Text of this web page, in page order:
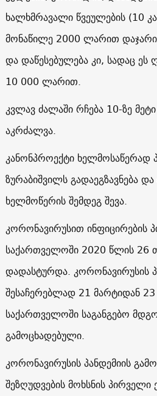
ხალხმრავალი წვეულების (10
მონაწილე 2000 ლარით
და დაწესებულება კი, სადაც ეს
10 000 ლარით.
კვლავ ძალაში რჩება 10-ზე მეტი
აკრძალვა.
კანონპროექტი ხელმოსაწერად
ზურაბიშვილს გადაეგზავნება
ხელმოწერის შემდეგ შევა.
კორონავირუსით ინფიცირების
საქართველოში 2020 წლის 26
დადასტურდა. კორონავირუსის
შესაჩერებლად 21 მარტიდან 23
საქართველოში საგანგებო
გამოცხადებული.
კორონავირუსის პანდემიის
შეზღუდვების მოხსნის